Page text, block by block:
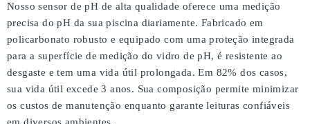
Nosso sensor de pH de alta qualidade oferece uma medição
precisa do pH da sua piscina diariamente. Fabricado em
policarbonato robusto e equipado com uma proteção integrada
para a superfície de medição do vidro de pH, é resistente ao
desgaste e tem uma vida útil prolongada. Em 82% dos casos,
sua vida útil excede 3 anos. Sua composição permite minimizar
os custos de manutenção enquanto garante leituras confiáveis